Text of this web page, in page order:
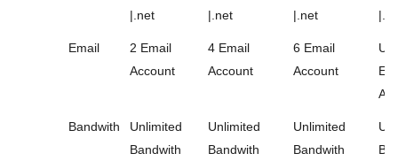
|.net
|.net
|.net
Email
2 Email
Account
4 Email
Account
6 Email
Account
Bandwith
Unlimited
Bandwith
Unlimited
Bandwith
Unlimited
Bandwith